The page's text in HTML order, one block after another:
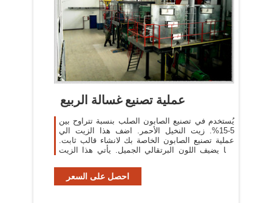
عملية تصنيع غسالة الربيع
يُستخدم في تصنيع الصابون الصلب بنسبة تتراوح بين
5-15%. زيت النخيل الأحمر. اضف هذا الزيت الي
عملية تصنيع الصابون الخاصة بك لانشاء قالب ثابت.
كما يضيف اللون البرتقالي الجميل. يأتي هذا الزيت
احصل على السعر